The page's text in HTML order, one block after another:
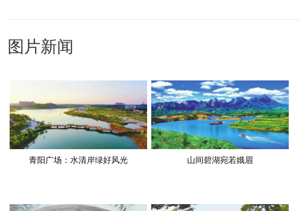
图片新闻
青阳广场：水清岸绿好风光 山间碧湖宛若娥眉